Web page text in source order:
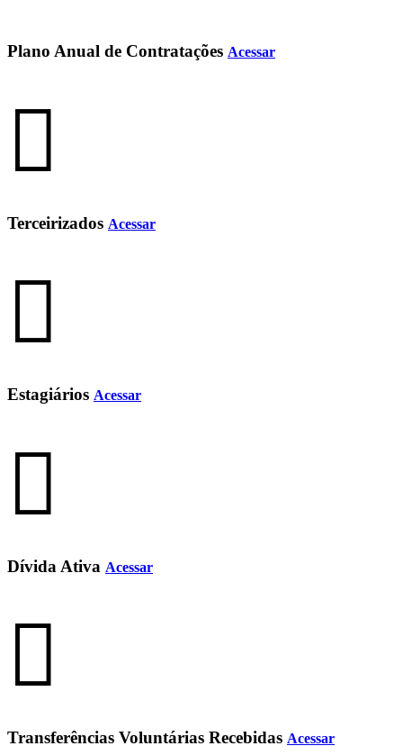
Plano Anual de Contratações Acessar
Terceirizados Acessar
Estagiários Acessar
Dívida Ativa Acessar
Transferências Voluntárias Recebidas Acessar